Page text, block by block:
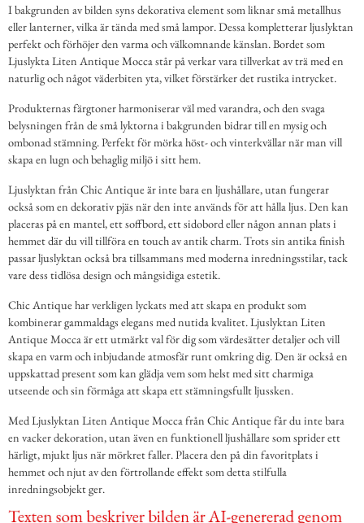
I bakgrunden av bilden syns dekorativa element som liknar små metallhus
eller lanterner, vilka är tända med små lampor. Dessa kompletterar ljuslyktan
perfekt och förhöjer den varma och välkomnande känslan. Bordet som
Ljuslykta Liten Antique Mocca står på verkar vara tillverkat av trä med en
naturlig och något väderbiten yta, vilket förstärker det rustika intrycket.
Produkternas färgtoner harmoniserar väl med varandra, och den svaga
belysningen från de små lyktorna i bakgrunden bidrar till en mysig och
ombonad stämning. Perfekt för mörka höst- och vinterkvällar när man vill
skapa en lugn och behaglig miljö i sitt hem.
Ljuslyktan från Chic Antique är inte bara en ljushållare, utan fungerar
också som en dekorativ pjäs när den inte används för att hålla ljus. Den kan
placeras på en mantel, ett soffbord, ett sidobord eller någon annan plats i
hemmet där du vill tillföra en touch av antik charm. Trots sin antika finish
passar ljuslyktan också bra tillsammans med moderna inredningsstilar, tack
vare dess tidlösa design och mångsidiga estetik.
Chic Antique har verkligen lyckats med att skapa en produkt som
kombinerar gammaldags elegans med nutida kvalitet. Ljuslyktan Liten
Antique Mocca är ett utmärkt val för dig som värdesätter detaljer och vill
skapa en varm och inbjudande atmosfär runt omkring dig. Den är också en
uppskattad present som kan glädja vem som helst med sitt charmiga
utseende och sin förmåga att skapa ett stämningsfullt ljussken.
Med Ljuslyktan Liten Antique Mocca från Chic Antique får du inte bara
en vacker dekoration, utan även en funktionell ljushållare som sprider ett
härligt, mjukt ljus när mörkret faller. Placera den på din favoritplats i
hemmet och njut av den förtrollande effekt som detta stilfulla
inredningsobjekt ger.